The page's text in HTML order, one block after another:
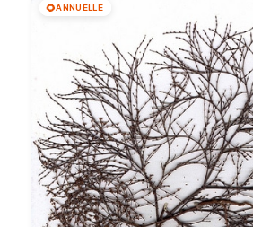
🌻ANNUELLE